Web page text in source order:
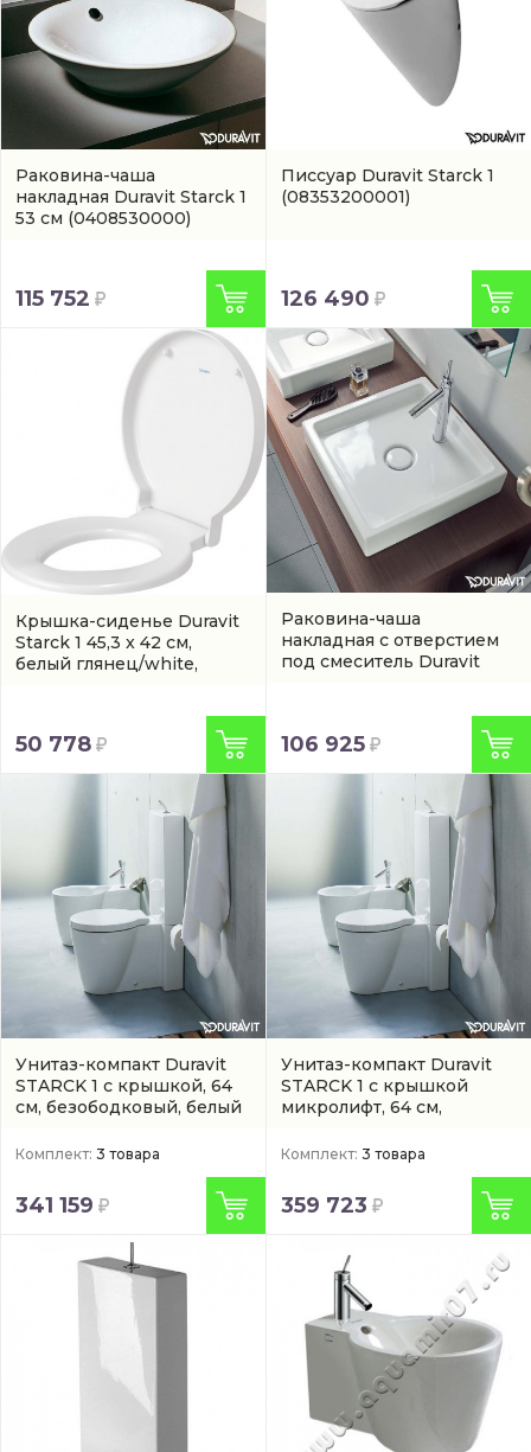
Раковина-чаша
накладная Duravit Starck 1
53 см (0408530000)
115 752
Писсуар Duravit Starck 1
(08353200001)
126 490
Крышка-сиденье Duravit
Starck 1 45,3 x 42 см,
белый глянец/white,
50 778
Раковина-чаша
накладная с отверстием
под смеситель Duravit
106 925
Унитаз-компакт Duravit
STARCK 1 с крышкой, 64
см, безободковый, белый
Комплект: 3 товара
341 159
Унитаз-компакт Duravit
STARCK 1 с крышкой
микролифт, 64 см,
Комплект: 3 товара
359 723